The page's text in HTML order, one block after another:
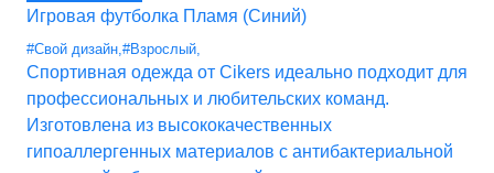
Игровая футболка Пламя (Синий)
#Свой дизайн #Взрослый
Спортивная одежда от Cikers идеально подходит для
профессиональных и любительских команд.
Изготовлена из высококачественных
гипоаллергенных материалов с антибактериальной